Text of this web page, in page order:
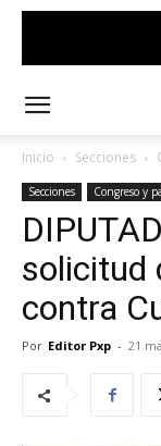
Inicio Secciones
Secciones Congreso y
solicitud
contra
Por Editor Pxp - 21